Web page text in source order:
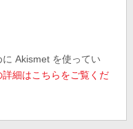
Akismet を使ってい
細はこちらをご覧くだ